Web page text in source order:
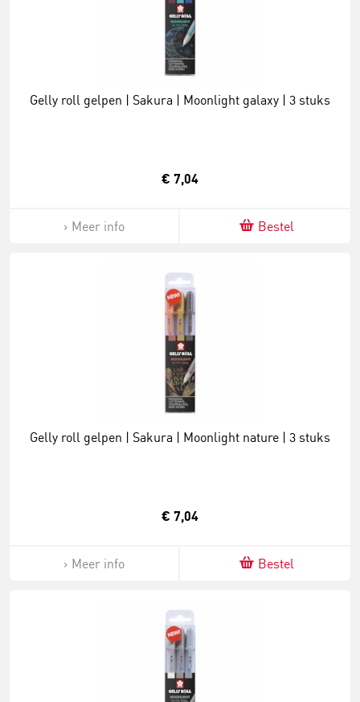
Gelly roll gelpen | Sakura | Moonlight galaxy | 3 stuks
€ 7,04
Meer info Bestel
Gelly roll gelpen | Sakura | Moonlight nature | 3 stuks
€ 7,04
Meer info Bestel